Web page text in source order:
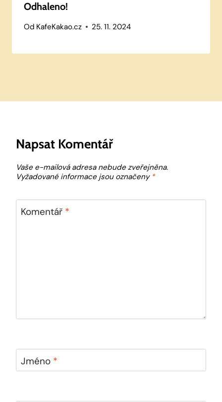
Odhaleno!
Od KafeKakao.cz 25. 11. 2024
Napsat Komentář
Vaše e-mailová adresa nebude zveřejněna.
Vyžadované informace jsou označeny *
Komentář *
Jméno *